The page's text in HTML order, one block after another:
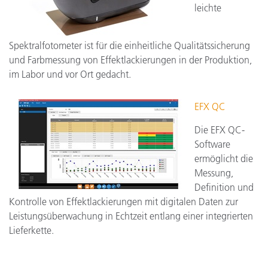
leichte
Spektralfotometer ist für die einheitliche Qualitätssicherung
und Farbmessung von Effektlackierungen in der Produktion,
im Labor und vor Ort gedacht.
EFX QC
Die EFX QC-
Software
ermöglicht die
Messung,
Definition und
Kontrolle von Effektlackierungen mit digitalen Daten zur
Leistungsüberwachung in Echtzeit entlang einer integrierten
Lieferkette.